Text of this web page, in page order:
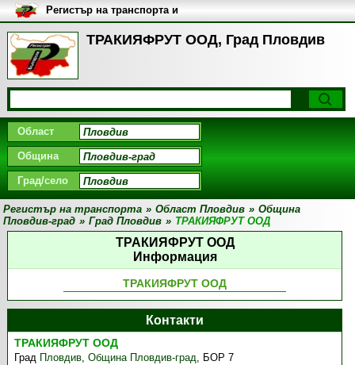
ТРАКИЯФРУТ ООД, Град Пловдив
Регистър на транспорта и
транспортните фирми в
България
Област
Община
Град/село
Регистър на транспорта » Област Пловдив » Община
Пловдив-град » Град Пловдив » ТРАКИЯФРУТ ООД
ТРАКИЯФРУТ ООД
Информация
ТРАКИЯФРУТ ООД
Контакти
ТРАКИЯФРУТ ООД
Град Пловдив,Община Пловдив-град, БОР 7